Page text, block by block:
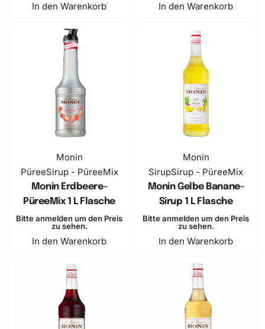
In den Warenkorb In den Warenkorb
Monin
PüreeSirup - PüreeMix
Monin Erdbeere-
PüreeMix 1 L Flasche
Bitte anmelden um den Preis
zu sehen.
In den Warenkorb
Monin
SirupSirup - PüreeMix
Monin Gelbe Banane-
Sirup 1 L Flasche
Bitte anmelden um den Preis
zu sehen.
In den Warenkorb